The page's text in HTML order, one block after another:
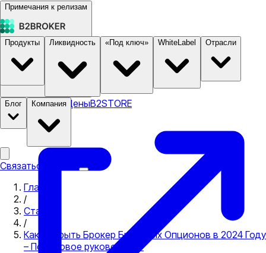
Примечания к релизам
Документация ЦеныB2STORE
Продукты Ликвидность «Под ключ» WhiteLabel Отрасли
Блог Компания
Связаться с нами
Главная
/
Статьи
/
Как Открыть Брокер Бинарных Опционов в 2024 Году
– Пошаговое руководство